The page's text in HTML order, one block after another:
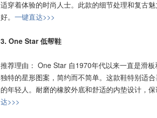
适穿着体验的时尚人士。此款的细节处理和复古
好。 一键直达>>>
3. One Star 低帮鞋
推荐理由： One Star 自1970年代以来一直是滑
独特的星形图案，简约而不简单。这款鞋特别适
的年轻人。耐磨的橡胶外底和舒适的内垫设计，保
达>>>